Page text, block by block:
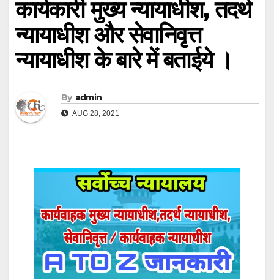
कार्यकारी मुख्य न्यायाधीश, तदर्थ
न्यायाधीश और सेवानिवृत्त
न्यायाधीश के बारे में बताईये ।
By admin
AUG 28, 2021